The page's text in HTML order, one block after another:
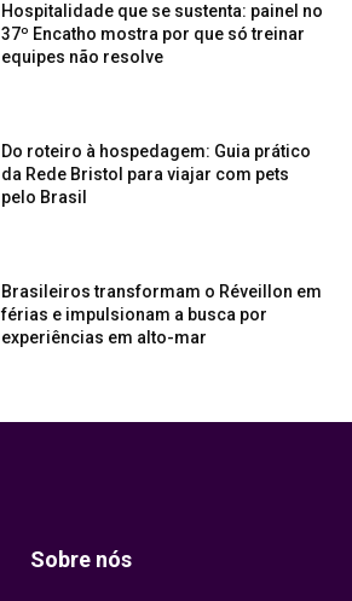
Hospitalidade que se sustenta: painel no
37º Encatho mostra por que só treinar
equipes não resolve
Do roteiro à hospedagem: Guia prático
da Rede Bristol para viajar com pets
pelo Brasil
Brasileiros transformam o Réveillon em
férias e impulsionam a busca por
experiências em alto-mar
Sobre nós